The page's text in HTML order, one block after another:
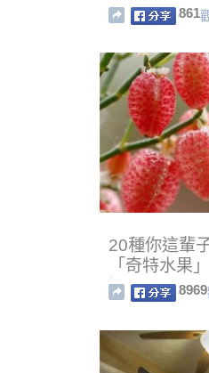
861
20種你這輩
「奇特水果
過嗎？
8969